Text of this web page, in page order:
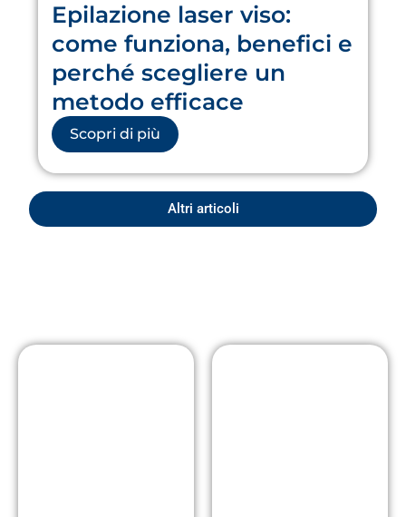
Epilazione laser viso:
come funziona, benefici e
perché scegliere un
metodo efficace
Scopri di più
Altri articoli